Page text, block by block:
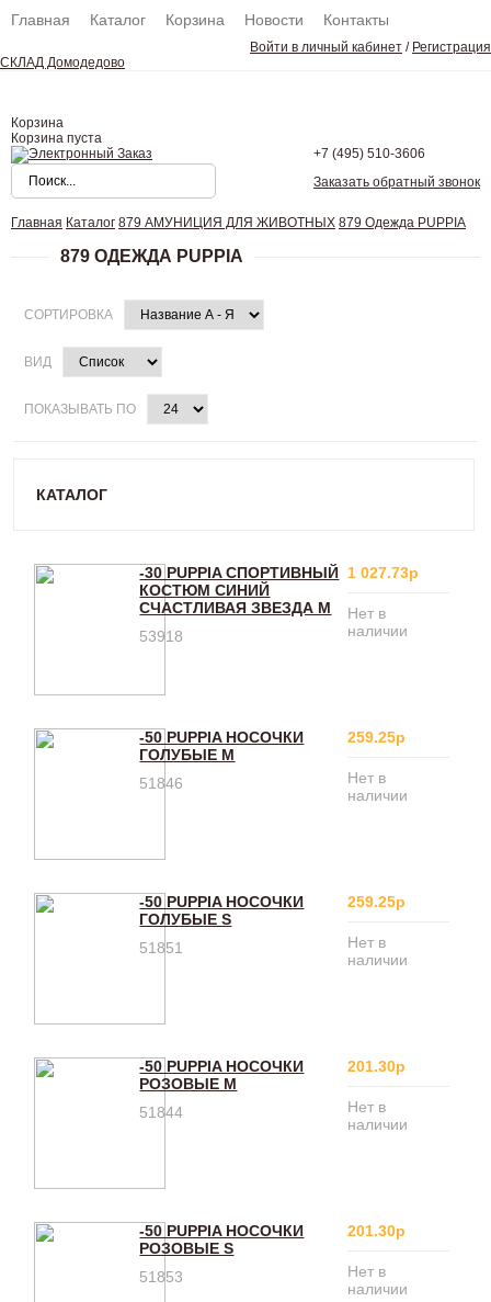
Главная Каталог Корзина Новости Контакты
Войти в личный кабинет / Регистрация
СКЛАД Домодедово
Корзина
Корзина пуста
+7 (495) 510-3606
Заказать обратный звонок
Главная Каталог 879 АМУНИЦИЯ ДЛЯ ЖИВОТНЫХ 879 Одежда PUPPIA
879 ОДЕЖДА PUPPIA
СОРТИРОВКА
ВИД
ПОКАЗЫВАТЬ ПО
КАТАЛОГ
-30 PUPPIA СПОРТИВНЫЙ
КОСТЮМ СИНИЙ
СЧАСТЛИВАЯ ЗВЕЗДА M
53918
1 027.73р
Нет в
наличии
-50 PUPPIA НОСОЧКИ
ГОЛУБЫЕ M
51846
259.25р
Нет в
наличии
-50 PUPPIA НОСОЧКИ
ГОЛУБЫЕ S
51851
259.25р
Нет в
наличии
-50 PUPPIA НОСОЧКИ
РОЗОВЫЕ M
51844
201.30р
Нет в
наличии
-50 PUPPIA НОСОЧКИ
РОЗОВЫЕ S
51853
201.30р
Нет в
наличии